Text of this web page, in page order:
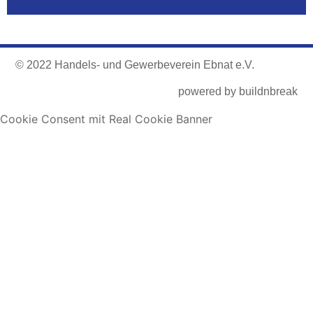
© 2022 Handels- und Gewerbeverein Ebnat e.V.
powered by buildnbreak
Cookie Consent mit Real Cookie Banner